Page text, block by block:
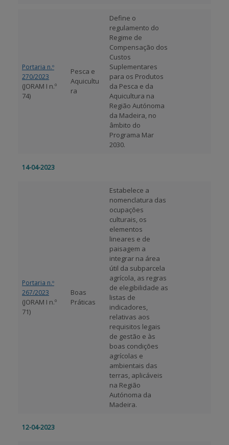
Portaria n.º
270/2023
(JORAM I n.º
74)
Pesca e
Aquicultu
ra
Define o
regulamento do
Regime de
Compensação dos
Custos
Suplementares
para os Produtos
da Pesca e da
Aquicultura na
Região Autónoma
da Madeira, no
âmbito do
Programa Mar
2030.
14-04-2023
Portaria n.º
267/2023
(JORAM I n.º
71)
Boas
Práticas
Estabelece a
nomenclatura das
ocupações
culturais, os
elementos
lineares e de
paisagem a
integrar na área
útil da subparcela
agrícola, as regras
de elegibilidade as
listas de
indicadores,
relativas aos
requisitos legais
de gestão e às
boas condições
agrícolas e
ambientais das
terras, aplicáveis
na Região
Autónoma da
Madeira.
12-04-2023